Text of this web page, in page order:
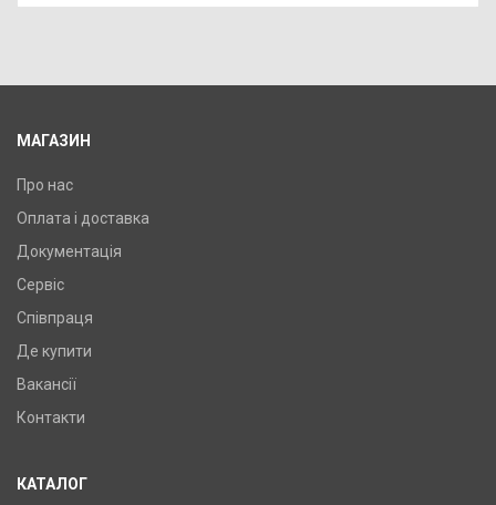
МАГАЗИН
Про нас
Оплата і доставка
Документація
Сервіс
Співпраця
Де купити
Вакансії
Контакти
КАТАЛОГ